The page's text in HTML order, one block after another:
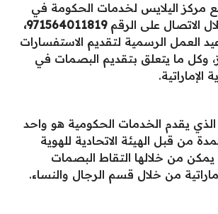
مركز اليلايس لخدمات الحكومة في
الاتصال على الرقم971564011819،
العمل الرسمية لتقديم الاستفسارات
وكل ما يتعلق بتقديم البصمات في
الذي يقدم الخدمات الحكومية هو واحد
من قبل الهيئة الاتحادية للهوية
يمكن من خلالها التقاط البصمات
من خلال قسم الرجال والنساء.